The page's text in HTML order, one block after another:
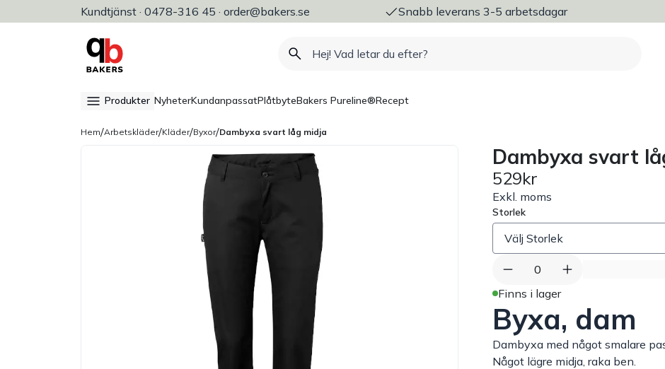
Kundtjänst · 0478-316 45 · order@bakers.se
Allt för bageri, konditori & restaurang Snabb leverans 3-5 arbetsdagar
Produkter NyheterKundanpassatPlåtbyteBakers Pureline®Recept
Hem/Arbetskläder/Kläder/Byxor/Dambyxa svart låg midja
Dambyxa svart
529kr
Exkl. moms
Storlek
0
Finns i lager
Byxa, dam
Dambyxa med något smalare
Något lägre midja, raka ben.